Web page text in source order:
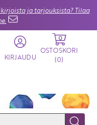
ja tarjouksista? Tilaa
KIRJAUDU
0
OSTOSKORI
(0)